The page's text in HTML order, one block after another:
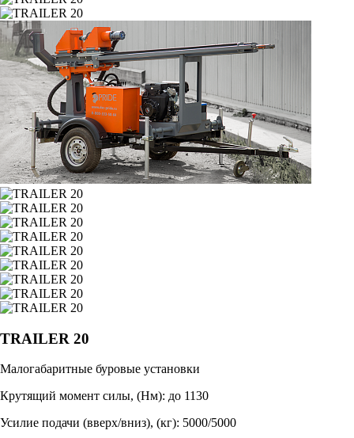
TRAILER 20
Малогабаритные буровые установки
Крутящий момент силы, (Нм): до 1130
Усилие подачи (вверх/вниз), (кг): 5000/5000